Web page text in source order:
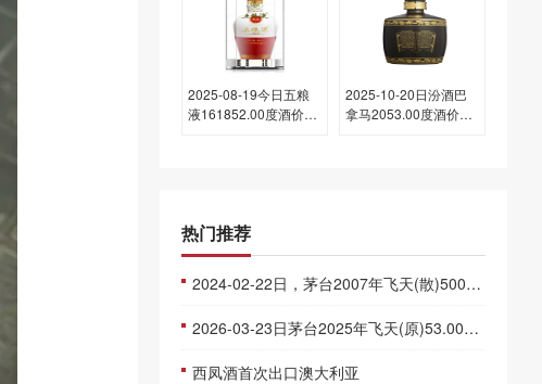
2025-08-19今日五粮
液161852.00度酒价格
2025-10-20日汾酒巴
拿马2053.00度酒价格
热门推荐
2024-02-22日，茅台2007年飞天(散)500ML53.00度酒每瓶的价格是多少呢？
2026-03-23日茅台2025年飞天(原)53.00度酒价格为1,650一瓶，下跌 20元
西凤酒首次出口澳大利亚